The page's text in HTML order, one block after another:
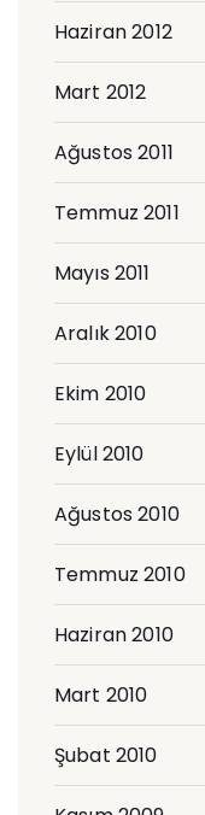
Haziran 2012
Mart 2012
Ağustos 2011
Temmuz 2011
Mayıs 2011
Aralık 2010
Ekim 2010
Eylül 2010
Ağustos 2010
Temmuz 2010
Haziran 2010
Mart 2010
Şubat 2010